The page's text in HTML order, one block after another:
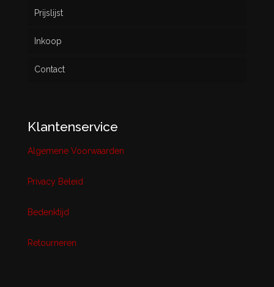
Prijslijst
Inkoop
Contact
Klantenservice
Algemene Voorwaarden
Privacy Beleid
Bedenktijd
Retourneren